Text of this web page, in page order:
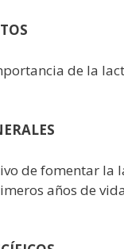
de la
de fomentar
años de